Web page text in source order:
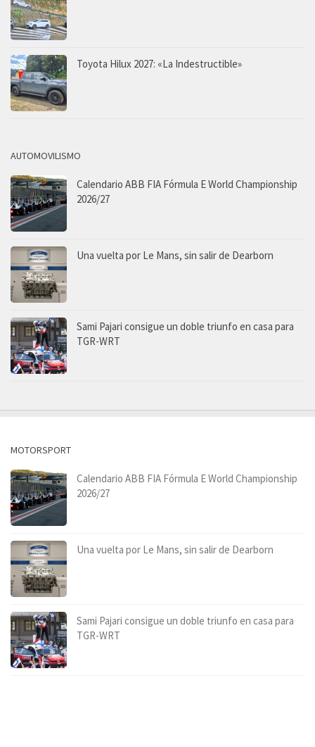
Toyota Hilux 2027: «La Indestructible»
AUTOMOVILISMO
Calendario ABB FIA Fórmula E World Championship
2026/27
Una vuelta por Le Mans, sin salir de Dearborn
Sami Pajari consigue un doble triunfo en casa para
TGR-WRT
MOTORSPORT
Calendario ABB FIA Fórmula E World Championship
2026/27
Una vuelta por Le Mans, sin salir de Dearborn
Sami Pajari consigue un doble triunfo en casa para
TGR-WRT